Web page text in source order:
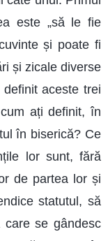
este „să le fie
și poate fi
și zicale diverse
aceste trei
ați definit, în
în biserică? Ce
lor sunt, fără
de partea lor și
statutul, să
se gândesc